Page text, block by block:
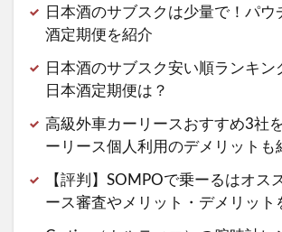
日本酒のサブスクは少量で！パウ
酒定期便を紹介
日本酒のサブスク安い順ランキン
日本酒定期便は？
高級外車カーリースおすすめ3社
ーリース個人利用のデメリットも
【評判】SOMPOで乗ーるはオス
ース審査やメリット・デメリット